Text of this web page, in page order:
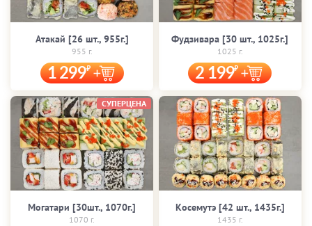
Атакай [26 шт., 955г.]
955 г.
1 299
Фудзивара [30 шт., 1025г.]
1025 г.
2 199
Могатари [30шт., 1070г.]
1070 г.
СУПЕРЦЕНА
Косемутэ [42 шт., 1435г.]
1435 г.